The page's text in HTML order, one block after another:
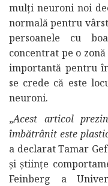
mulți neuroni noi
normală pentru
persoanele cu
concentrat pe o
importantă pentru
se crede că este
neuroni.
„Acest articol
îmbătrânit este
a declarat Tamar
și științe
Feinberg a